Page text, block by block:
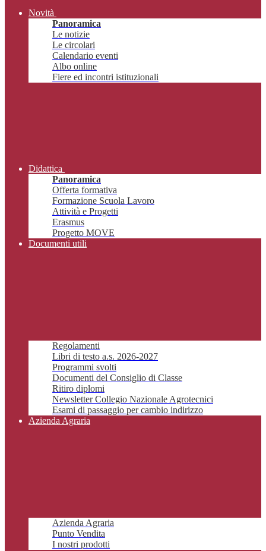
Novità
Panoramica
Le notizie
Le circolari
Calendario eventi
Albo online
Fiere ed incontri istituzionali
Didattica
Panoramica
Offerta formativa
Formazione Scuola Lavoro
Attività e Progetti
Erasmus
Progetto MOVE
Documenti utili
Regolamenti
Libri di testo a.s. 2026-2027
Programmi svolti
Documenti del Consiglio di Classe
Ritiro diplomi
Newsletter Collegio Nazionale Agrotecnici
Esami di passaggio per cambio indirizzo
Azienda Agraria
Azienda Agraria
Punto Vendita
I nostri prodotti